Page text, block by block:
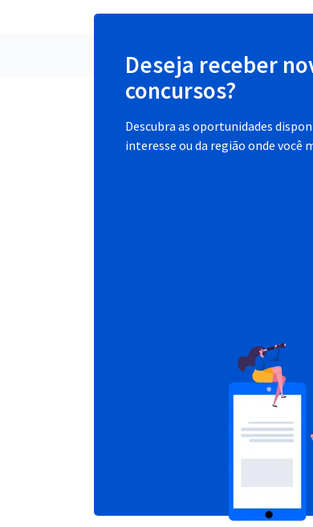
Deseja receber
concursos?
Descubra as oportunidades
interesse ou da região onde você